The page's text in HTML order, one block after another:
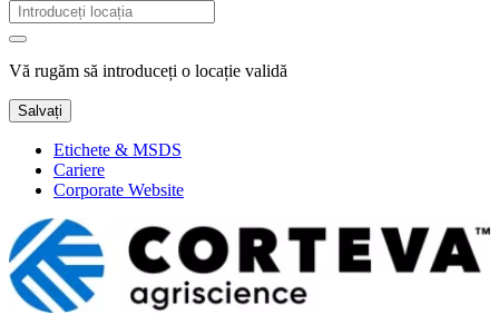
Vă rugăm să introduceți o locație validă
Salvați
Etichete & MSDS
Cariere
Corporate Website